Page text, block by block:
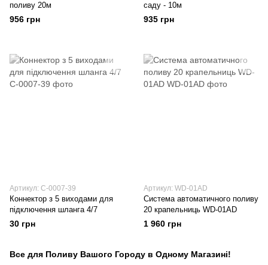
поливу 20м
956 грн
саду - 10м
935 грн
Артикул: C-0007-39
Коннектор з 5 виходами для
підключення шланга 4/7
30 грн
Артикул: WD-01AD
Система автоматичного поливу
20 крапельниць WD-01AD
1 960 грн
Все для Поливу Вашого Городу в Одному Магазині!